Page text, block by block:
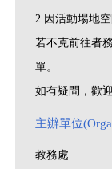
2.因活動場地
若不克前往者
單。
如有疑問，歡
主辦單位
教務處